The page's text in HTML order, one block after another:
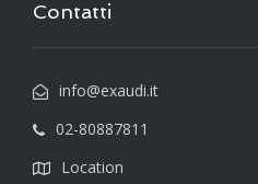
Contatti
info@exaudi.it
02-80887811
Location